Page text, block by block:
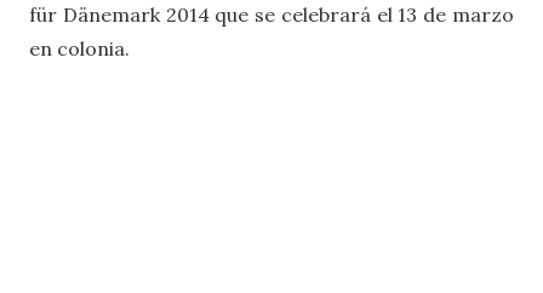
für Dänemark 2014 que se celebrará el 13 de marzo
en colonia.